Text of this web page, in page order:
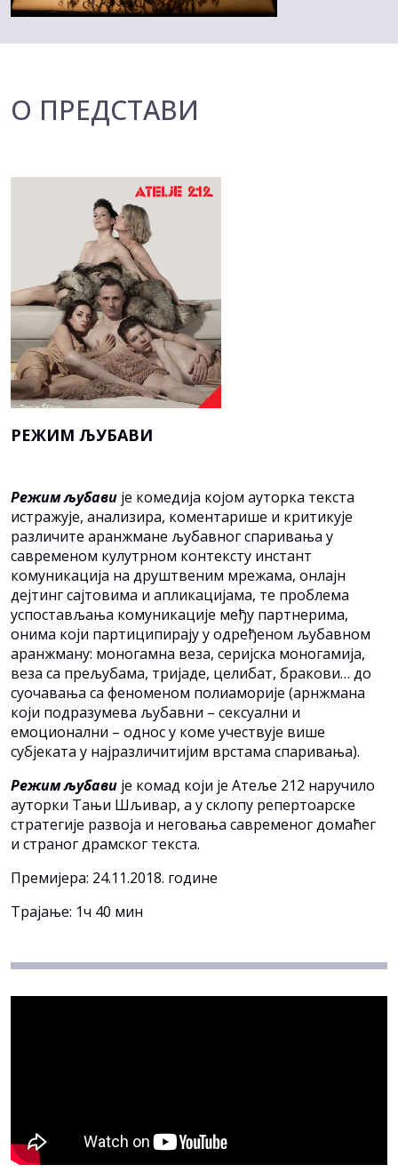
О ПРЕДСТАВИ
РЕЖИМ ЉУБАВИ
Режим љубави је комедија којом ауторка текста
истражује, анализира, коментарише и критикује
различите аранжмане љубавног спаривања у
савременом кулутрном контексту инстант
комуникација на друштвеним мрежама, онлајн
дејтинг сајтовима и апликацијама, те проблема
успостављања комуникације међу партнерима,
онима који партиципирају у одређеном љубавном
аранжману: моногамна веза, серијска моногамија,
веза са прељубама, тријаде, целибат, бракови… до
суочавања са феноменом полиаморије (арнжмана
који подразумева љубавни – сексуални и
емоционални – однос у коме учествује више
субјеката у најразличитијим врстама спаривања).
Режим љубави је комад који је Атеље 212 наручило
ауторки Тањи Шљивар, а у склопу репертоарске
стратегије развоја и неговања савременог домаћег
и страног драмског текста.
Премијера: 24.11.2018. године
Трајање: 1ч 40 мин